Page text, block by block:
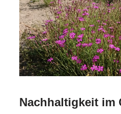
Nachhaltigkeit im